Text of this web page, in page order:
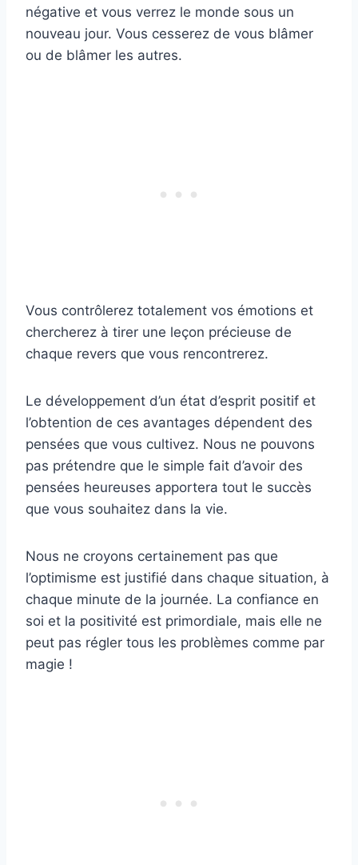
négative et vous verrez le monde sous un
nouveau jour. Vous cesserez de vous blâmer
ou de blâmer les autres.
Vous contrôlerez totalement vos émotions et
chercherez à tirer une leçon précieuse de
chaque revers que vous rencontrerez.
Le développement d’un état d’esprit positif et
l’obtention de ces avantages dépendent des
pensées que vous cultivez. Nous ne pouvons
pas prétendre que le simple fait d’avoir des
pensées heureuses apportera tout le succès
que vous souhaitez dans la vie.
Nous ne croyons certainement pas que
l’optimisme est justifié dans chaque situation, à
chaque minute de la journée. La confiance en
soi et la positivité est primordiale, mais elle ne
peut pas régler tous les problèmes comme par
magie !